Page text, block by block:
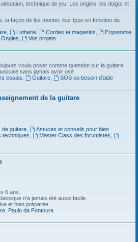
technique de jeu. Les ongles, les doigts et
la façon de les monter, leur type en fonction du
, Lutherie, Cordes et magasins
Ergonomie
Ongles
Vos projets
voulu poser comme question sur la guitare
sans jamais avoir osé
essais Guitare,
SOS ou besoin d'aide
de la guitare
de guitare,
Astuces et conseils pour bien
techniques Master Class des forumistes
6 ans.
n'a jamais été aussi facile.
et bien préparée.
Paulo da Fontoura